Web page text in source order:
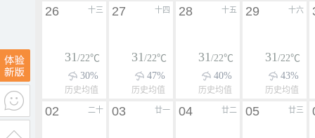
十三
26
31/22℃
30%
历史均值
十四
27
31/22℃
47%
历史均值
十五
28
31/22℃
40%
历史均值
十六
29
31/22℃
43%
历史均值
二十
02 廿一
03 廿二
04 廿三
05